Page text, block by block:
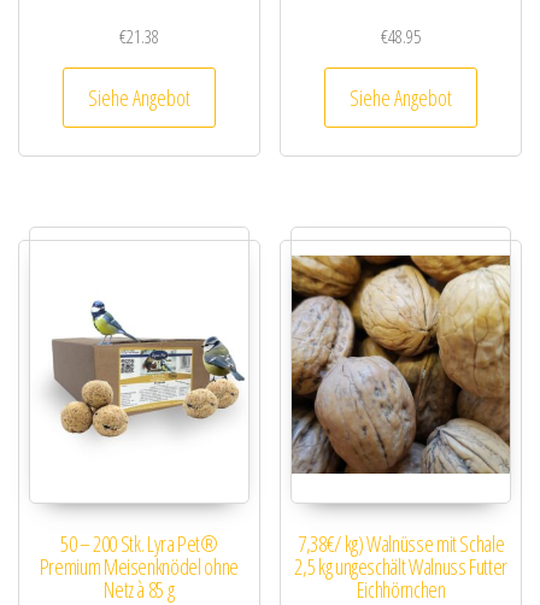
€21.38
Siehe Angebot
€48.95
Siehe Angebot
50 – 200 Stk. Lyra Pet®
Premium Meisenknödel ohne
Netz à 85 g
7,38€/ kg) Walnüsse mit Schale
2,5 kg ungeschält Walnuss Futter
Eichhörnchen